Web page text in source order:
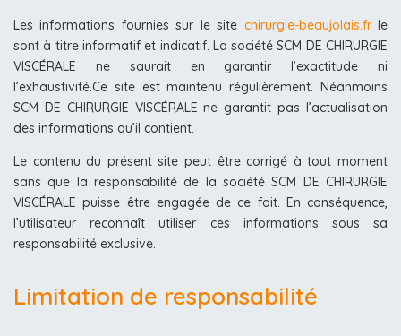
Les informations fournies sur le site chirurgie-beaujolais.frle
sont à titre informatif et indicatif. La société SCM DE CHIRURGIE
VISCÉRALE ne saurait en garantir l’exactitude ni
l’exhaustivité.Ce site est maintenu régulièrement. Néanmoins
SCM DE CHIRURGIE VISCÉRALE ne garantit pas l’actualisation
des informations qu’il contient.
Le contenu du présent site peut être corrigé à tout moment
sans que la responsabilité de la société SCM DE CHIRURGIE
VISCÉRALE puisse être engagée de ce fait. En conséquence,
l’utilisateur reconnaît utiliser ces informations sous sa
responsabilité exclusive.
Limitation de responsabilité